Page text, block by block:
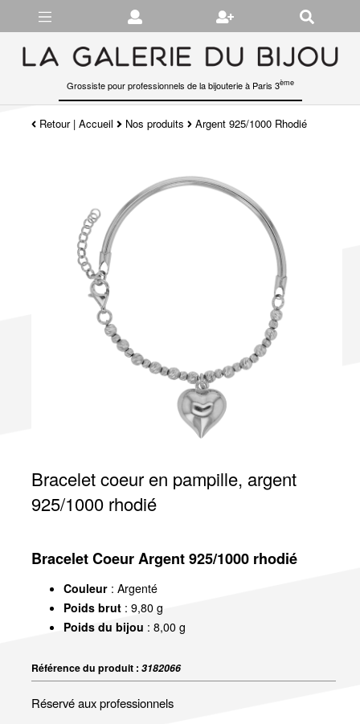
Grossiste pour professionnels de la bijouterie à Paris 3ème
Retour|Accueil Nos produits Argent 925/1000 Rhodié
Bracelet coeur en pampille, argent
925/1000 rhodié
Bracelet Coeur Argent 925/1000 rhodié
Couleur: Argenté
Poids brut: 9,80 g
Poids du bijou : 8,00 g
Référence du produit : 3182066
Réservé aux professionnels
Gérer les préférences en matière de cookies